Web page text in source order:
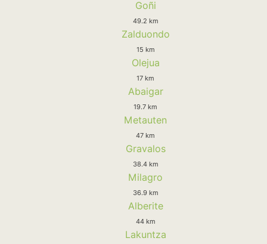
Goñi
49.2 km
Zalduondo
15 km
Olejua
17 km
Abaigar
19.7 km
Metauten
47 km
Gravalos
38.4 km
Milagro
36.9 km
Alberite
44 km
Lakuntza